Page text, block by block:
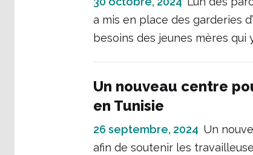
a mis en place des garderies
besoins des jeunes mères qui
Un nouveau centre
en Tunisie
26 septembre, 2024 Un
afin de soutenir les